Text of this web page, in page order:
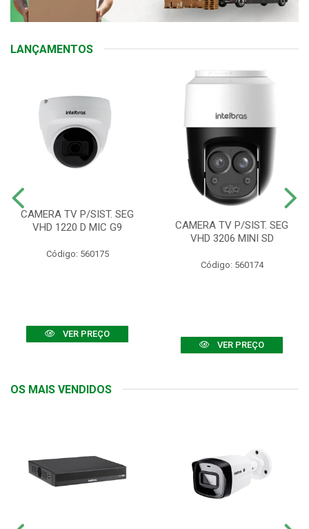
LANÇAMENTOS
CAMERA TV P/SIST. SEG
VHD 1220 D MIC G9
Código: 560175
VER PREÇO
CAMERA TV P/SIST. SEG
VHD 3206 MINI SD
Código: 560174
VER PREÇO
OS MAIS VENDIDOS